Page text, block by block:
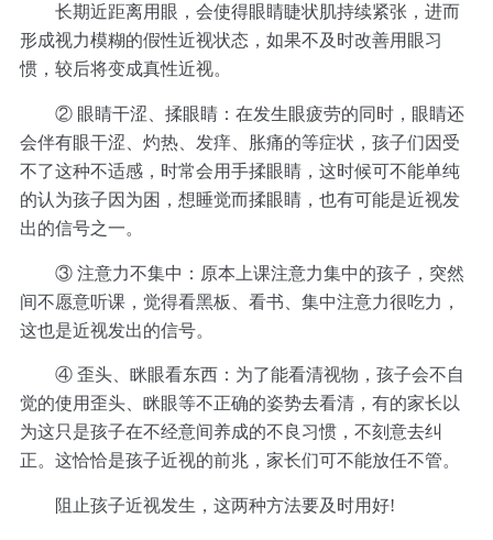
长期近距离用眼，会使得眼睛睫状肌持续紧张，进而
形成视力模糊的假性近视状态，如果不及时改善用眼习
惯，较后将变成真性近视。
② 眼睛干涩、揉眼睛：在发生眼疲劳的同时，眼睛还
会伴有眼干涩、灼热、发痒、胀痛的等症状，孩子们因受
不了这种不适感，时常会用手揉眼睛，这时候可不能单纯
的认为孩子因为困，想睡觉而揉眼睛，也有可能是近视发
出的信号之一。
③ 注意力不集中：原本上课注意力集中的孩子，突然
间不愿意听课，觉得看黑板、看书、集中注意力很吃力，
这也是近视发出的信号。
④ 歪头、眯眼看东西：为了能看清视物，孩子会不自
觉的使用歪头、眯眼等不正确的姿势去看清，有的家长以
为这只是孩子在不经意间养成的不良习惯，不刻意去纠
正。这恰恰是孩子近视的前兆，家长们可不能放任不管。
阻止孩子近视发生，这两种方法要及时用好!